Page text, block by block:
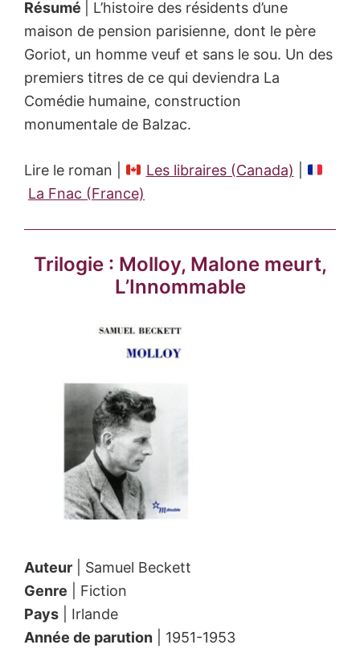
Résumé
| L’histoire des résidents d’une
maison de pension parisienne, dont le père
Goriot, un homme veuf et sans le sou. Un des
premiers titres de ce qui deviendra La
Comédie humaine, construction
monumentale de Balzac.
Lire le roman | Les libraires (Canada)
La Fnac (France)
Trilogie : Molloy, Malone meurt,
L’Innommable
Auteur | Samuel Beckett
Genre | Fiction
Pays | Irlande
Année de parution | 1951-1953